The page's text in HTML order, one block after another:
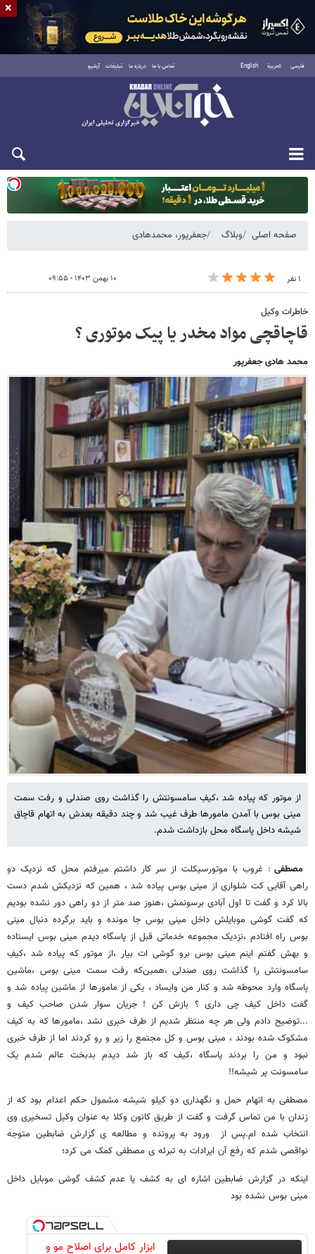
فارسی العربية English تماس با ما درباره ما تبلیغات آرشیو
یکشنبه ۱۸ مرداد ۱۴۰۵
صفحه اصلی وبلاگ جعفرپور، محمدهادی
۱ نفر ۱۰ بهمن ۱۴۰۳ - ۰۹:۵۵
خاطرات وکیل
قاچاقچی مواد مخدر یا پیک موتوری ؟
محمد هادی جعفرپور
از موتور که پیاده شد ،کیفِ سامسونتش را گذاشت روی صندلی و رفت سمت
مینی بوس با آمدن مامورها طرف غیب شد و چند دقیقه بعدش به اتهام قاچاق
شیشه داخل پاسگاه محل بازداشت شدم.
مصطفی: غروب با موتورسیکلت از سر کار داشتم میرفتم محل که نزدیک دو
راهی آقایی کت شلواری از مینی بوس پیاده شد ، همین که نزدیکش شدم دست
بالا کرد و گفت تا اول آبادی برسونمش ،هنوز صد متر از دو راهی دور نشده بودیم
که گفت گوشی موبایلش داخل مینی بوس جا مونده و باید برگرده دنبال مینی
بوس راه افتادم ،نزدیک مجموعه خدماتی قبل از پاسگاه دیدم مینی بوس ایستاده
و بهش گفتم اینم مینی بوس برو گوشی ات بیار ،از موتور که پیاده شد ،کیفِ
سامسونتش را گذاشت روی صندلی ،همین‌که رفت سمت مینی بوس ،ماشین
پاسگاه وارد محوطه شد و کنار من وایساد ، یکی از مامورها از ماشین پیاده شد و
گفت داخل کیف چی داری ؟ بازش کن ! جریان سوار شدن صاحب کیف و
...توضیح دادم ولی هر چه منتظر شدیم از طرف خبری نشد ،مامورها که به کیف
مشکوک شده بودند ، مینی بوس و کل مجتمع را زیر و رو کردند اما از طرف خبری
نبود و من را بردند پاسگاه ،کیف که باز شد دیدم بدبخت عالم شدم یک
سامسونت پر شیشه!!
مصطفی به اتهام حمل و نگهداری دو کیلو شیشه مشمول حکم اعدام بود که از
زندان با من تماس گرفت و گفت از طریق کانون وکلا به عنوان وکیل تسخیری وی
انتخاب شده ام.پس از ورود به پرونده و مطالعه ی گزارش ضابطین متوجه
نواقصی شدم که رفع آن ایرادات به تبرئه ی مصطفی کمک می کرد؛
اینکه در گزارش ضابطین اشاره ای به کشف یا عدم کشف گوشی موبایل داخل
مینی بوس نشده بود
ابزار کامل برای اصلاح مو و
×